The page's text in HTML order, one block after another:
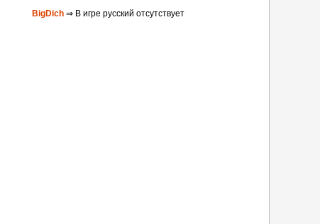
BigDich ⇒ В игре русский отсутствует